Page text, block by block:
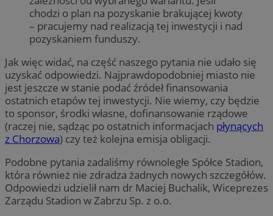
chodzi o plan na pozyskanie brakującej kwoty
– pracujemy nad realizacją tej inwestycji i nad
pozyskaniem funduszy.
Jak więc widać, na część naszego pytania nie udało się
uzyskać odpowiedzi. Najprawdopodobniej miasto nie
jest jeszcze w stanie podać źródeł finansowania
ostatnich etapów tej inwestycji. Nie wiemy, czy będzie
to sponsor, środki własne, dofinansowanie rządowe
(raczej nie, sądząc po ostatnich informacjach płynących
z Chorzowa) czy też kolejna emisja obligacji.
Podobne pytania zadaliśmy równoległe Spółce Stadion,
która również nie zdradza żadnych nowych szczegółów.
Odpowiedzi udzielił nam dr Maciej Buchalik, Wiceprezes
Zarządu Stadion w Zabrzu Sp. z o.o.